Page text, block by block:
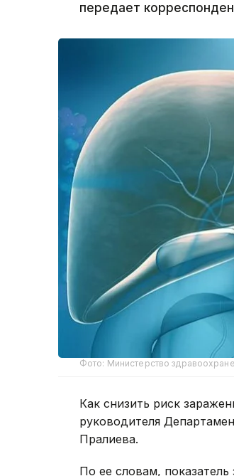
передает
Фото: Министерство
Как снизить риск
руководителя
Пралиева.
По ее словам,